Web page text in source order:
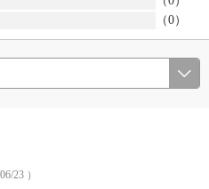
（0）
23 ）